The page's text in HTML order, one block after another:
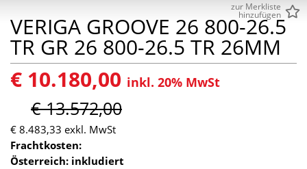
zur Merkliste
hinzufügen
VERIGA GROOVE 26 800-26.5
TR GR 26 800-26.5 TR 26MM
€ 10.180,00 inkl. 20% MwSt
€ 13.572,00
€ 8.483,33 exkl. MwSt
Frachtkosten:
Österreich: inkludiert